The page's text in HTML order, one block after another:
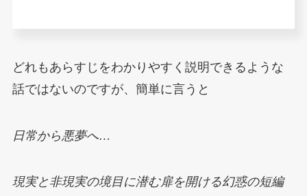
どれもあらすじをわかりやすく説明できるような
話ではないのですが、簡単に言うと
日常から悪夢へ…
現実と非現実の境目に潜む扉を開ける幻惑の短編